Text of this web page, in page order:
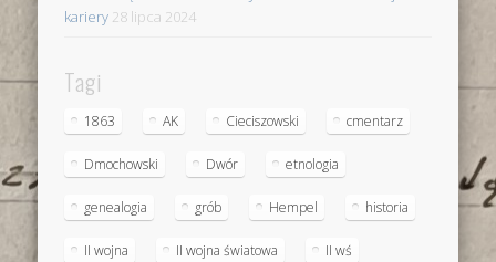
kariery 28 lipca 2024
Tagi
1863 AK Cieciszowski cmentarz
Dmochowski Dwór etnologia
genealogia grób Hempel historia
II wojna II wojna światowa II wś